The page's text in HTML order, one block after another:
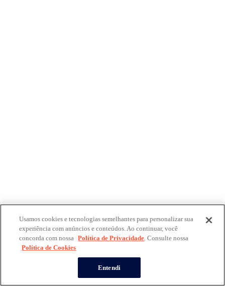
Usamos cookies e tecnologias semelhantes para personalizar sua
experiência com anúncios e conteúdos. Ao continuar, você
concorda com nossa Política de Privacidade. Consulte nossa
Política de Cookies
Entendi